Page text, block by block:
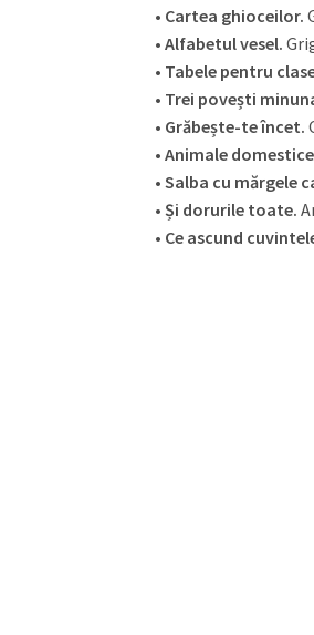
• Cartea ghioceilor.
•Alfabetul vesel.
• Tabele pentru
• Trei povești
• Grăbește-te încet.
•Animale
•Salba cu mărgele
•Și dorurile toate.
• Ce ascund